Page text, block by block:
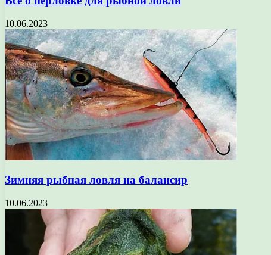
10.06.2023
Зимняя рыбная ловля на балансир
10.06.2023